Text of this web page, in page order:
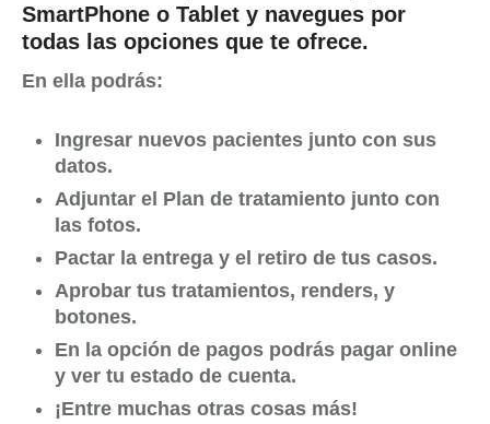
SmartPhone o Tablet y navegues por
todas las opciones que te ofrece.
En ella podrás:
Ingresar nuevos pacientes junto con sus
datos.
Adjuntar el Plan de tratamiento junto con
las fotos.
Pactar la entrega y el retiro de tus casos.
Aprobar tus tratamientos, renders, y
botones.
En la opción de pagos podrás pagar online
y ver tu estado de cuenta.
¡Entre muchas otras cosas más!